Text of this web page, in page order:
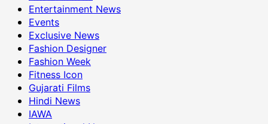
Entertainment News
Events
Exclusive News
Fashion Designer
Fashion Week
Fitness Icon
Gujarati Films
Hindi News
IAWA